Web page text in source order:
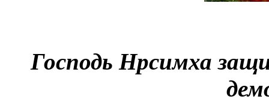
Господь Нрсимха